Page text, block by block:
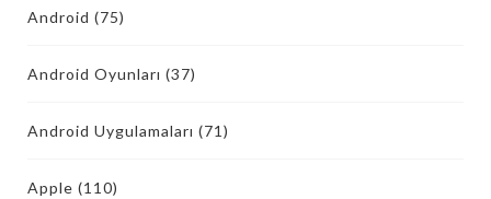
Android (75)
Android Oyunları (37)
Android Uygulamaları (71)
Apple (110)